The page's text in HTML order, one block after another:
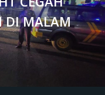
DI MALAM